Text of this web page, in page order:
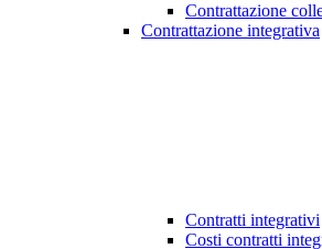
Contrattazione
Contrattazione integrativa
Contratti integrativi
Costi contratti